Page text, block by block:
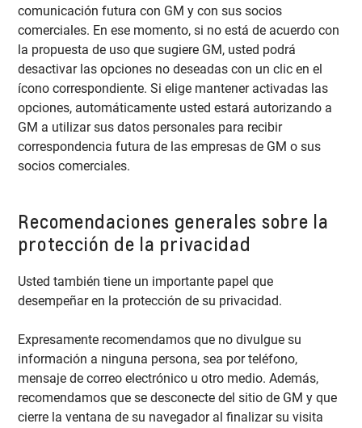
comunicación futura con GM y con sus socios
comerciales. En ese momento, si no está de acuerdo con
la propuesta de uso que sugiere GM, usted podrá
desactivar las opciones no deseadas con un clic en el
ícono correspondiente. Si elige mantener activadas las
opciones, automáticamente usted estará autorizando a
GM a utilizar sus datos personales para recibir
correspondencia futura de las empresas de GM o sus
socios comerciales.
Recomendaciones generales sobre la
protección de la privacidad
Usted también tiene un importante papel que
desempeñar en la protección de su privacidad.
Expresamente recomendamos que no divulgue su
información a ninguna persona, sea por teléfono,
mensaje de correo electrónico u otro medio. Además,
recomendamos que se desconecte del sitio de GM y que
cierre la ventana de su navegador al finalizar su visita